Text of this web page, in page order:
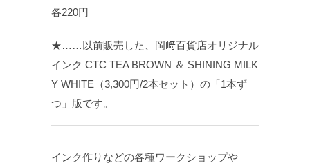
各220円
★……以前販売した、岡﨑百貨店オリジナル
インク CTC TEA BROWN ＆ SHINING MILK
Y WHITE（3,300円/2本セット）の「1本ず
つ」版です。
インク作りなどの各種ワークショップや